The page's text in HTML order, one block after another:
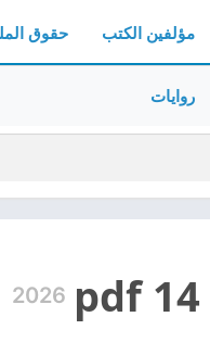
مؤلفين الكتب حقوق
روايات
2026